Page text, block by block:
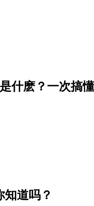
什麽？一次搞
道吗？